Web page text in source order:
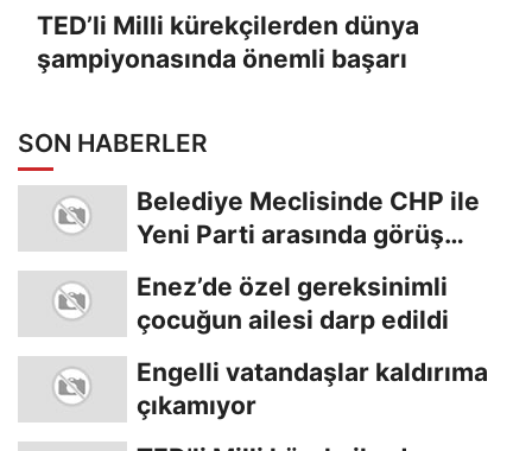
TED’li Milli kürekçilerden dünya
şampiyonasında önemli başarı
SON HABERLER
Belediye Meclisinde CHP ile
Yeni Parti arasında görüş
Enez’de özel gereksinimli
çocuğun ailesi darp edildi
Engelli vatandaşlar kaldırıma
çıkamıyor